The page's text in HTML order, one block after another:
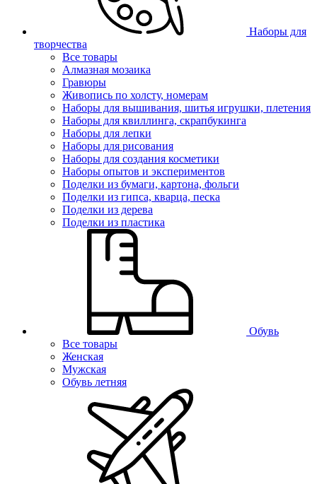
Наборы для
творчества
Все товары
Алмазная мозаика
Гравюры
Живопись по холсту, номерам
Наборы для вышивания, шитья игрушки, плетения
Наборы для квиллинга, скрапбукинга
Наборы для лепки
Наборы для рисования
Наборы для создания косметики
Наборы опытов и экспериментов
Поделки из бумаги, картона, фольги
Поделки из гипса, кварца, песка
Поделки из дерева
Поделки из пластика
Обувь
Все товары
Женская
Мужская
Обувь летняя